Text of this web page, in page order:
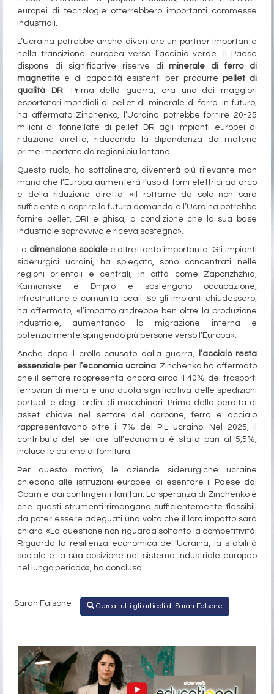
europei di tecnologie otterrebbero importanti commesse
industriali.
L’Ucraina potrebbe anche diventare un partner importante
nella transizione europea verso l’acciaio verde. Il Paese
dispone di significative riserve di minerale di ferro di
magnetite e di capacità esistenti per produrre pellet di
qualità DR. Prima della guerra, era uno dei maggiori
esportatori mondiali di pellet di minerale di ferro. In futuro,
ha affermato Zinchenko, l’Ucraina potrebbe fornire 20-25
milioni di tonnellate di pellet DR agli impianti europei di
riduzione diretta, riducendo la dipendenza da materie
prime importate da regioni più lontane.
Questo ruolo, ha sottolineato, diventerà più rilevante man
mano che l’Europa aumenterà l’uso di forni elettrici ad arco
e della riduzione diretta: «Il rottame da solo non sarà
sufficiente a coprire la futura domanda e l’Ucraina potrebbe
fornire pellet, DRI e ghisa, a condizione che la sua base
industriale sopravviva e riceva sostegno».
La dimensione socialeè altrettanto importante. Gli impianti
siderurgici ucraini, ha spiegato, sono concentrati nelle
regioni orientali e centrali, in città come Zaporizhzhia,
Kamianske e Dnipro e sostengono occupazione,
infrastrutture e comunità locali. Se gli impianti chiudessero,
ha affermato, «l’impatto andrebbe ben oltre la produzione
industriale, aumentando la migrazione interna e
potenzialmente spingendo più persone verso l’Europa».
Anche dopo il crollo causato dalla guerra,
l’acciaio resta
essenziale per l’economia ucraina. Zinchenko ha affermato
che il settore rappresenta ancora circa il 40% dei trasporti
ferroviari di merci e una quota significativa delle spedizioni
portuali e degli ordini di macchinari. Prima della perdita di
asset chiave nel settore del carbone, ferro e acciaio
rappresentavano oltre il 7% del PIL ucraino. Nel 2025, il
contributo del settore all’economia è stato pari al 5,5%,
incluse le catene di fornitura.
Per questo motivo, le aziende siderurgiche ucraine
chiedono alle istituzioni europee di esentare il Paese dal
Cbam e dai contingenti tariffari. La speranza di Zinchenko è
che questi strumenti rimangano sufficientemente flessibili
da poter essere adeguati una volta che il loro impatto sarà
chiaro. «La questione non riguarda soltanto la competitività.
Riguarda la resilienza economica dell’Ucraina, la stabilità
sociale e la sua posizione nel sistema industriale europeo
nel lungo periodo», ha concluso.
Sarah Falsone Cerca tutti gli articoli di Sarah Falsone